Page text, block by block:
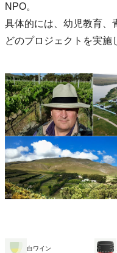
NPO。
具体的には、幼児教育、
どのプロジェクトを実施
白ワイン